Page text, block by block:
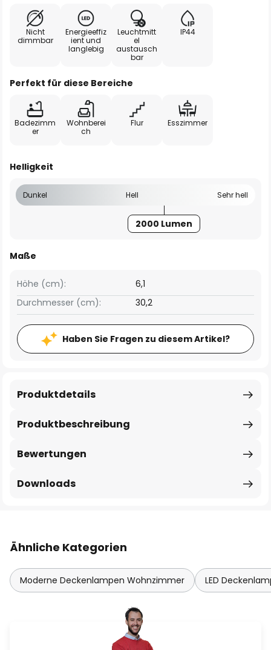
Nicht
dimmbar
Energieeffiz
ient und
langlebig
Leuchtmitt
el
austausch
bar
IP44
Perfekt für diese Bereiche
Badezimm
er
Wohnberei
ch
Flur Esszimmer
Helligkeit
Dunkel Hell Sehr hell
2000 Lumen
Maße
Höhe (cm):
6,1
Durchmesser (cm):
30,2
Haben Sie Fragen zu diesem Artikel?
Produktbeschreibung
Produktdetails
Bewertungen
Downloads
Ähnliche Kategorien
Moderne Deckenlampen Wohnzimmer LED